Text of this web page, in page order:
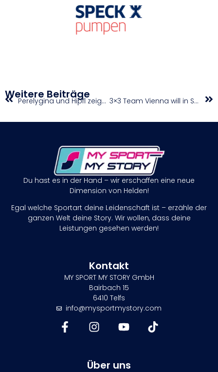
Weitere Beiträge Perelygina und Hipfl zeigen in Oberpullendorf auf 3×3 Team Vienna will in Shanghai zurück in die Erfolgsspur
Du hast es in der Hand – wir erschaffen eine neue
Dimension von Helden!
Egal welche Sportart deine Leidenschaft ist – erzähle der
ganzen Welt deine Story. Wir wollen, dass deine
Leistungen gesehen werden!
Kontakt
MY SPORT MY STORY GmbH
Bairbach 15
6410 Telfs
info@mysportmystory.com
Über uns